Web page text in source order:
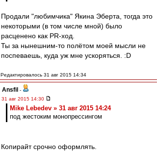
Продали "любимчика" Якина Эберта, тогда это
некоторыми (в том числе мной) было
расценено как PR-ход.
Ты за нынешним-то полётом моей мысли не
поспеваешь, куда уж мне ускоряться. :D
Редактировалось 31 авг 2015 14:34
Ansfil -
31 авг 2015 14:30
Mike Lebedev » 31 авг 2015 14:24
под жестоким монопрессингом
Копирайт срочно оформлять.